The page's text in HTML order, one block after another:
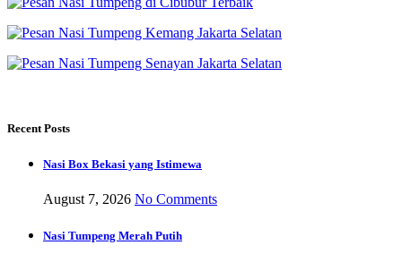
Recent Posts
Nasi Box Bekasi yang Istimewa
August 7, 2026 No Comments
Nasi Tumpeng Merah Putih